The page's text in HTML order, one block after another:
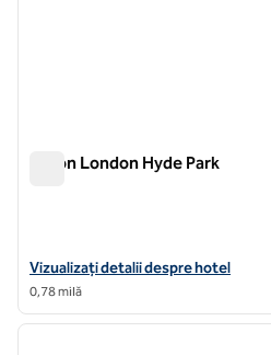
Hilton London Hyde Park
Vizualizați detaliile hotelului Hilton
Vizualizați detalii despre hotel
0,78 milă
1 din 12